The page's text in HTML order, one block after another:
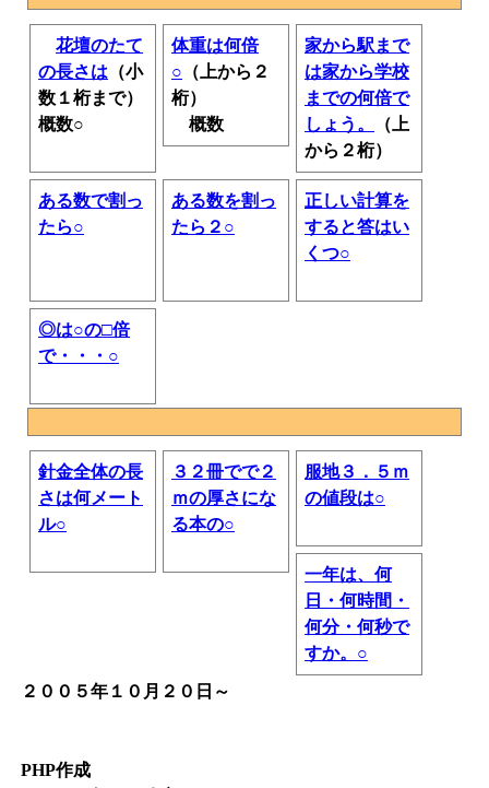
花壇のたて
の長さは （小
数１桁まで）
概数○
体重は何倍
○ （上から２
桁）
概数
家から駅まで
は家から学校
までの何倍で
しょう。
（上
から２桁）
ある数で割っ
たら○
ある数を割っ
たら２○
正しい計算を
すると答はい
くつ○
◎は○の□倍
で・・・○
針金全体の長
さは何メート
ル○
３２冊でで２
ｍの厚さにな
る本の○
服地３．５ｍ
の値段は○
一年は、何
日・何時間・
何分・何秒で
すか。○
２００５年１０月２０日～
PHP作成